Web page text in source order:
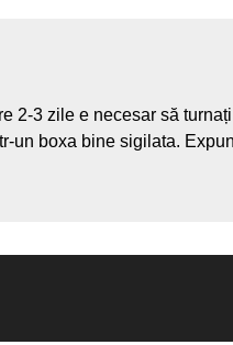
2-3 zile e necesar să
un boxa bine sigilata.